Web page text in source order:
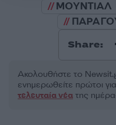
ΜΟΥΝΤΙΑΛ
Share:
Ακολουθήστε το
ενημερωθείτε πρώτοι
τελευταία νέα της